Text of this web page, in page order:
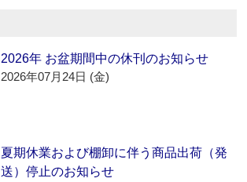
2026年 お盆期間中の休刊のお知らせ
2026年07月24日 (金)
夏期休業および棚卸に伴う商品出荷（発
送）停止のお知らせ